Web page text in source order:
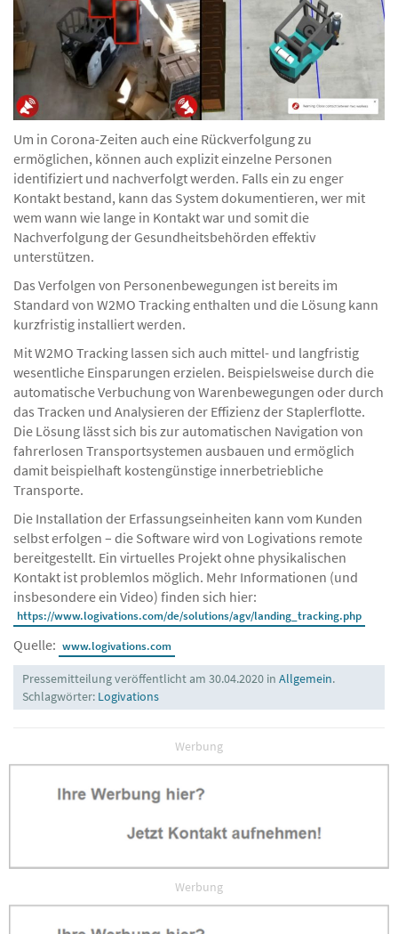
Um in Corona-Zeiten auch eine Rückverfolgung zu
ermöglichen, können auch explizit einzelne Personen
identifiziert und nachverfolgt werden. Falls ein zu enger
Kontakt bestand, kann das System dokumentieren, wer mit
wem wann wie lange in Kontakt war und somit die
Nachverfolgung der Gesundheitsbehörden effektiv
unterstützen.
Das Verfolgen von Personenbewegungen ist bereits im
Standard von W2MO Tracking enthalten und die Lösung kann
kurzfristig installiert werden.
Mit W2MO Tracking lassen sich auch mittel- und langfristig
wesentliche Einsparungen erzielen. Beispielsweise durch die
automatische Verbuchung von Warenbewegungen oder durch
das Tracken und Analysieren der Effizienz der Staplerflotte.
Die Lösung lässt sich bis zur automatischen Navigation von
fahrerlosen Transportsystemen ausbauen und ermöglich
damit beispielhaft kostengünstige innerbetriebliche
Transporte.
Die Installation der Erfassungseinheiten kann vom Kunden
selbst erfolgen – die Software wird von Logivations remote
bereitgestellt. Ein virtuelles Projekt ohne physikalischen
Kontakt ist problemlos möglich. Mehr Informationen (und
insbesondere ein Video) finden sich hier:
https://www.logivations.com/de/solutions/agv/landing_tracking.php
Quelle: www.logivations.com
Pressemitteilung veröffentlicht am 30.04.2020 in Allgemein.
Schlagwörter: Logivations
Werbung
Werbung